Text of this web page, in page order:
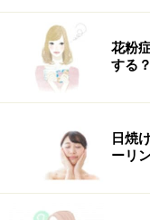
花粉
する？
日焼
ーリ